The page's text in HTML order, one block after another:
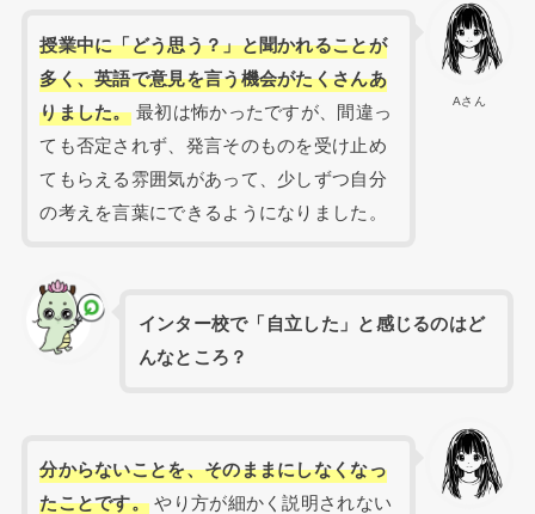
Aさん
授業中に「どう思う？」と聞かれることが
多く、英語で意見を言う機会がたくさんあ
りました。最初は怖かったですが、間違っ
ても否定されず、発言そのものを受け止め
てもらえる雰囲気があって、少しずつ自分
の考えを言葉にできるようになりました。
インター校で「自立した」と感じるのはど
んなところ？
分からないことを、そのままにしなくなっ
たことです。 やり方が細かく説明されない